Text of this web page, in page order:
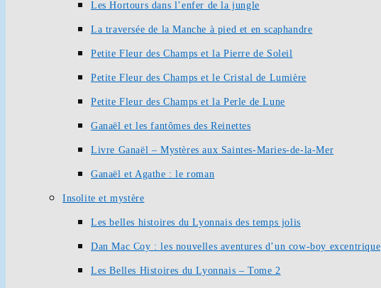
Les Hortours dans l’enfer de la jungle
La traversée de la Manche à pied et en scaphandre
Petite Fleur des Champs et la Pierre de Soleil
Petite Fleur des Champs et le Cristal de Lumière
Petite Fleur des Champs et la Perle de Lune
Ganaël et les fantômes des Reinettes
Livre Ganaël – Mystères aux Saintes-Maries-de-la-Mer
Ganaël et Agathe : le roman
Insolite et mystère
Les belles histoires du Lyonnais des temps jolis
Dan Mac Coy : les nouvelles aventures d’un cow-boy excentrique
Les Belles Histoires du Lyonnais – Tome 2